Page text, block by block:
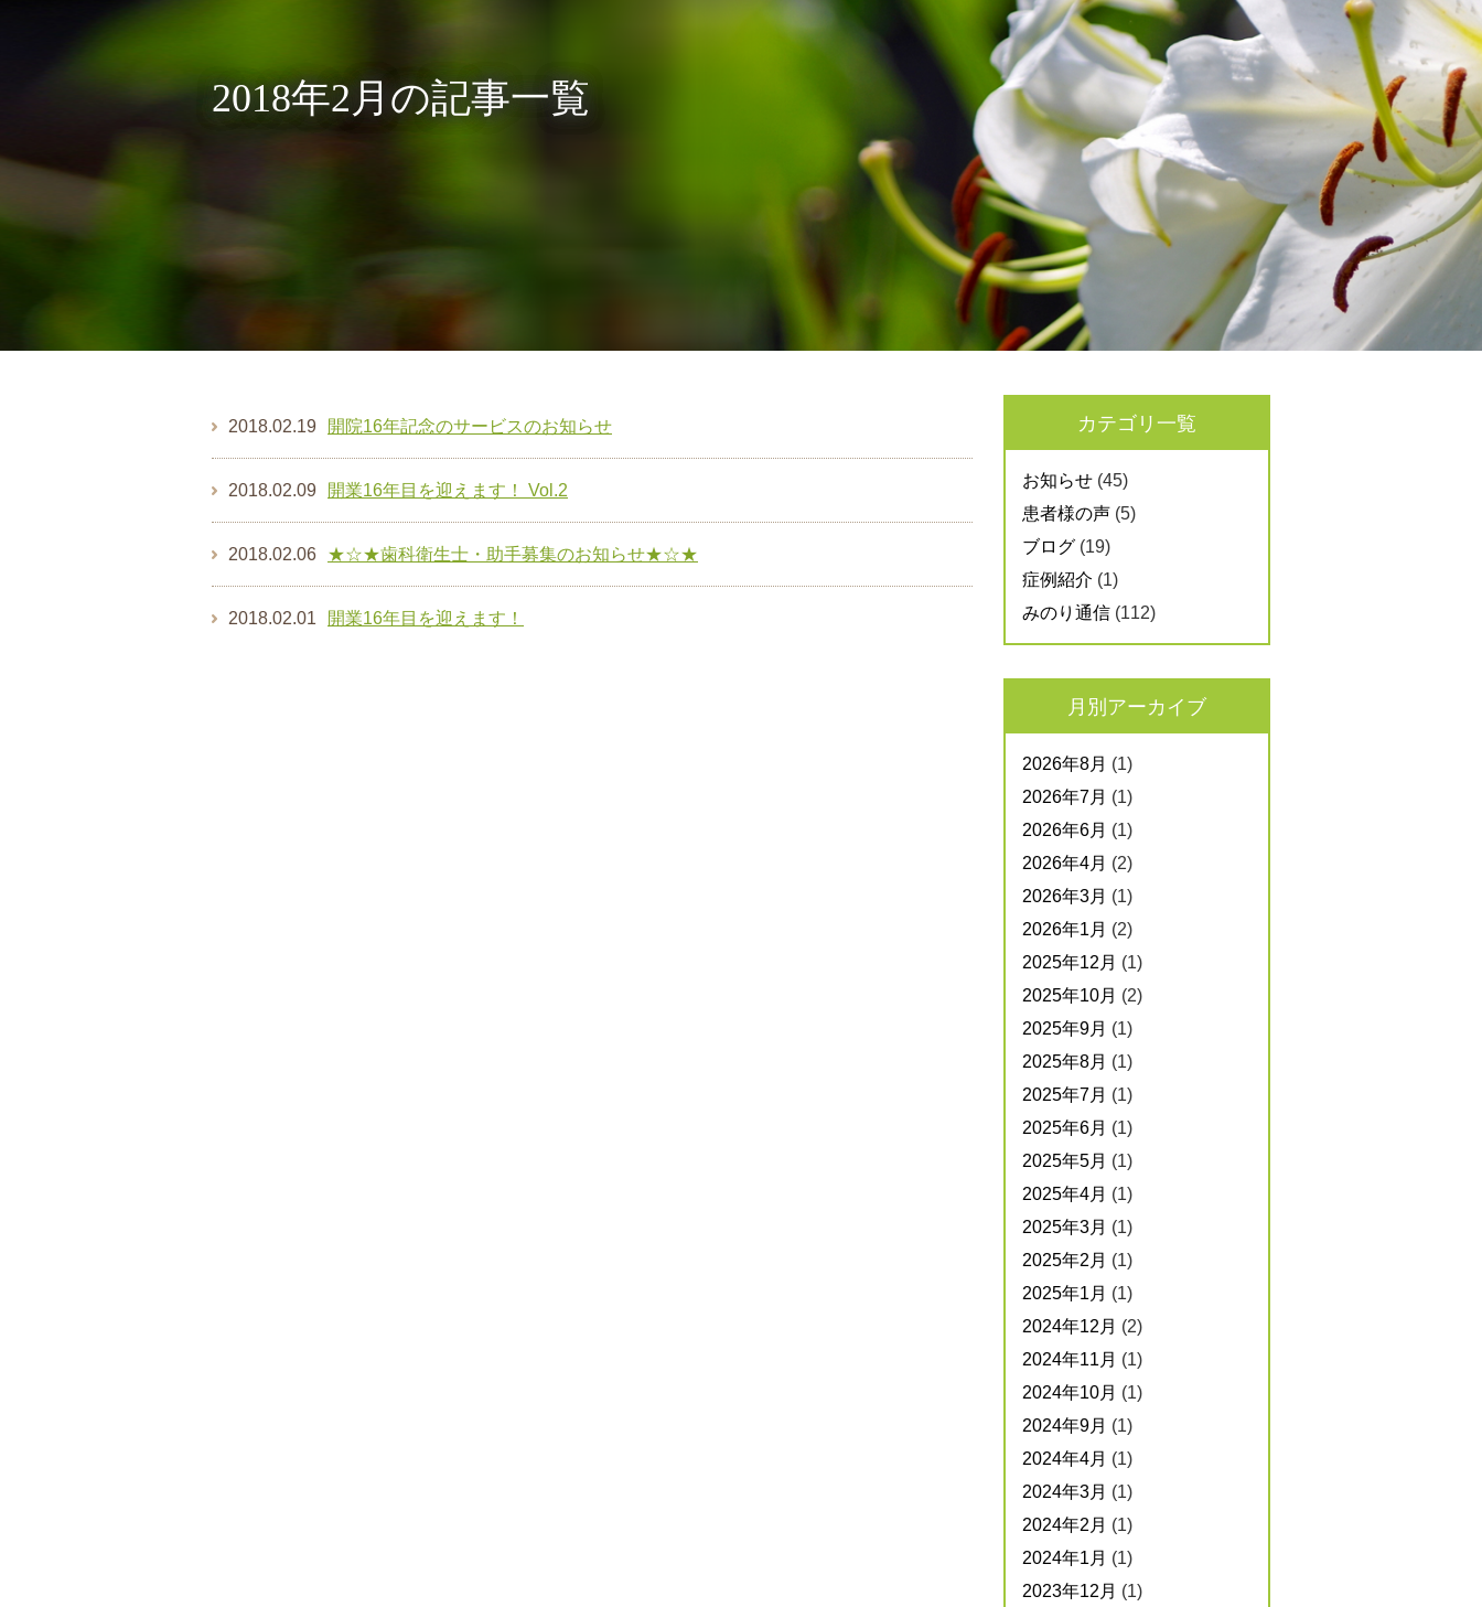
2018年2月の記事一覧
2018.02.19 開院16年記念のサービスのお知らせ
2018.02.09 開業16年目を迎えます！ Vol.2
2018.02.06 ★☆★歯科衛生士・助手募集のお知らせ★☆★
2018.02.01 開業16年目を迎えます！
カテゴリ一覧
お知らせ (45)
患者様の声 (5)
ブログ (19)
症例紹介 (1)
みのり通信 (112)
月別アーカイブ
2026年8月 (1)
2026年7月 (1)
2026年6月 (1)
2026年4月 (2)
2026年3月 (1)
2026年1月 (2)
2025年12月 (1)
2025年10月 (2)
2025年9月 (1)
2025年8月 (1)
2025年7月 (1)
2025年6月 (1)
2025年5月 (1)
2025年4月 (1)
2025年3月 (1)
2025年2月 (1)
2025年1月 (1)
2024年12月 (2)
2024年11月 (1)
2024年10月 (1)
2024年9月 (1)
2024年4月 (1)
2024年3月 (1)
2024年2月 (1)
2024年1月 (1)
2023年12月 (1)